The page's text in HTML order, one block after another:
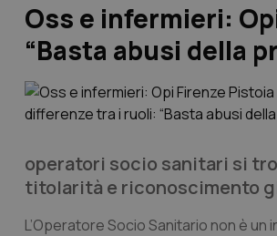
Oss e infermieri:
“Basta abusi della
operatori socio sanitari si
titolarità e riconoscimento
L’Operatore Socio Sanitario non è